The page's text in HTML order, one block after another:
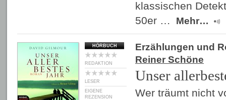
klassischen
50er …
Mehr…
HÖRBUCH
REDAKTION
LESER
EIGENE
REZENSION
Erzählungen und
Reiner Schöne
Unser
Wer träumt nicht